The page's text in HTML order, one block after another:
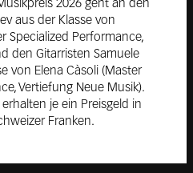
2026 geht an den
aus der Klasse von
Specialized Performance,
den Gitarristen Samuele
von Elena Càsoli (Master
Vertiefung Neue Musik).
je ein Preisgeld in
Franken.